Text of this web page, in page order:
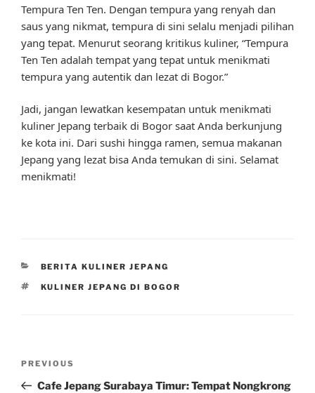
Tempura Ten Ten. Dengan tempura yang renyah dan
saus yang nikmat, tempura di sini selalu menjadi pilihan
yang tepat. Menurut seorang kritikus kuliner, “Tempura
Ten Ten adalah tempat yang tepat untuk menikmati
tempura yang autentik dan lezat di Bogor.”
Jadi, jangan lewatkan kesempatan untuk menikmati
kuliner Jepang terbaik di Bogor saat Anda berkunjung
ke kota ini. Dari sushi hingga ramen, semua makanan
Jepang yang lezat bisa Anda temukan di sini. Selamat
menikmati!
CATEGORIES
BERITA KULINER JEPANG
TAGS
KULINER JEPANG DI BOGOR
Previous
Post
PREVIOUS
Cafe Jepang Surabaya Timur: Tempat Nongkrong